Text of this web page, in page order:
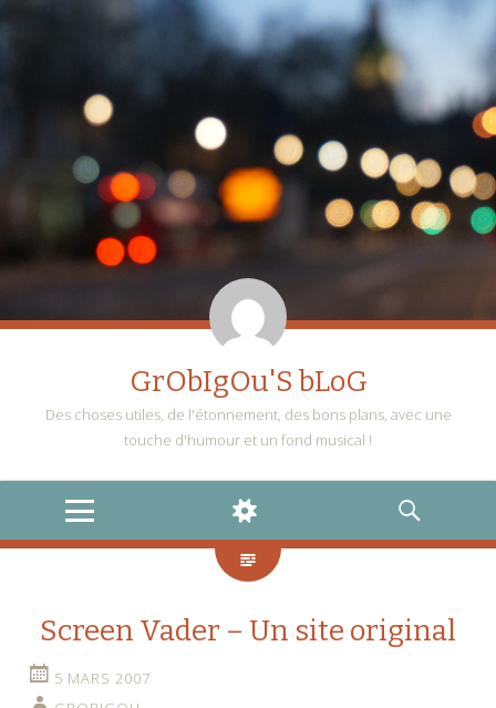
GrObIgOu'S bLoG
Des choses utiles, de l'étonnement, des bons plans, avec une
touche d'humour et un fond musical !
MENU
WIDGETS
RECHERCHE
Screen Vader – Un site original
5 MARS 2007